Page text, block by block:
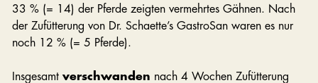
33 % (= 14) der Pferde zeigten vermehrtes Gähnen. Nach
der Zufütterung von Dr. Schaette’s GastroSan waren es nur
noch 12 % (= 5 Pferde).
Insgesamt verschwanden nach 4 Wochen Zufütterung